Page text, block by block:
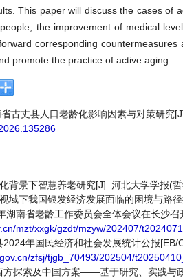
This paper will discuss the cases
the improvement of medical
corresponding
promote the practice of active aging.
古丈县人口老龄化影响因素与对策研究
背景下智慧养老研究[J]. 河北大学学报(
域下我国银发经济发展面临的困境与路
湖南省老龄工作委员会全体会议在长沙召
mzt/xxgk/gzdt/mzyw/202407/
年国民经济和社会发展统计公报[EB/
zfsj/tjgb_70493/202504/
方探索及中国方案——基于研究、实践与